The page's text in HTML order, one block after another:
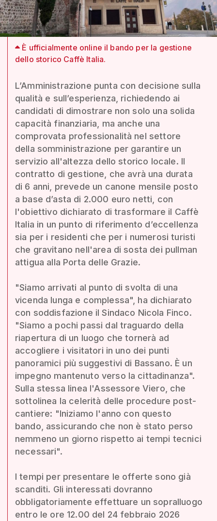
È ufficialmente online il bando per la gestione
dello storico Caffè Italia.
L’Amministrazione punta con decisione sulla
qualità e sull’esperienza, richiedendo ai
candidati di dimostrare non solo una solida
capacità finanziaria, ma anche una
comprovata professionalità nel settore
della somministrazione per garantire un
servizio all'altezza dello storico locale. Il
contratto di gestione, che avrà una durata
di 6 anni, prevede un canone mensile posto
a base d’asta di 2.000 euro netti, con
l'obiettivo dichiarato di trasformare il Caffè
Italia in un punto di riferimento d’eccellenza
sia per i residenti che per i numerosi turisti
che gravitano nell'area di sosta dei pullman
attigua alla Porta delle Grazie.
"Siamo arrivati al punto di svolta di una
vicenda lunga e complessa", ha dichiarato
con soddisfazione il Sindaco Nicola Finco.
"Siamo a pochi passi dal traguardo della
riapertura di un luogo che tornerà ad
accogliere i visitatori in uno dei punti
panoramici più suggestivi di Bassano. È un
impegno mantenuto verso la cittadinanza".
Sulla stessa linea l'Assessore Viero, che
sottolinea la celerità delle procedure post-
cantiere: "Iniziamo l'anno con questo
bando, assicurando che non è stato perso
nemmeno un giorno rispetto ai tempi tecnici
necessari".
I tempi per presentare le offerte sono già
scanditi. Gli interessati dovranno
obbligatoriamente effettuare un sopralluogo
entro le ore 12.00 del 24 febbraio 2026